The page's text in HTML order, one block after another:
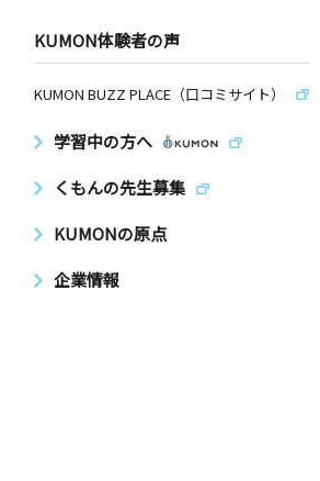
KUMON体験者の声
KUMON BUZZ PLACE（口コミサイト）
学習中の方へ
くもんの先生募集
KUMONの原点
企業情報